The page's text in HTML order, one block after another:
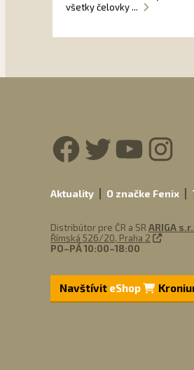
všetky čelovky ...
Aktuality O značke Fenix
Distribútor pre ČR a SR ARIGA
Římská 526/20, Praha 2
PO–PÁ 10:00–18:00
Navštívit eShop